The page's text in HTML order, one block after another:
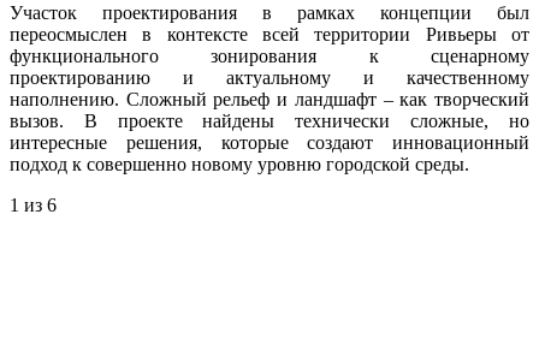
Участок проектирования в рамках концепции был
переосмыслен в контексте всей территории Ривьеры от
функционального зонирования к сценарному
проектированию и актуальному и качественному
наполнению. Сложный рельеф и ландшафт – как творческий
вызов. В проекте найдены технически сложные, но
интересные решения, которые создают инновационный
подход к совершенно новому уровню городской среды.
1 из 6